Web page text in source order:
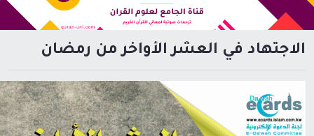
الاجتهاد في العشر الأواخر من رمضان